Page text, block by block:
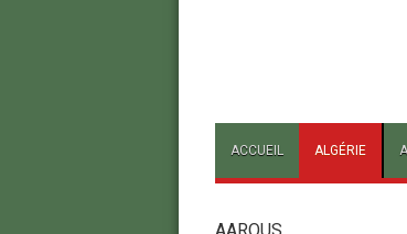
ACCUEIL ALGÉRIE